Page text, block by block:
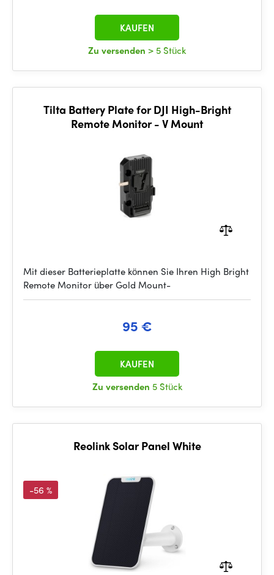
Zu versenden > 5 Stück
KAUFEN
Tilta Battery Plate for DJI High-Bright
Remote Monitor - V Mount
Mit dieser Batterieplatte können Sie Ihren High Bright
Remote Monitor über Gold Mount-
95 €
Zu versenden 5 Stück
KAUFEN
Reolink Solar Panel White
-56 %